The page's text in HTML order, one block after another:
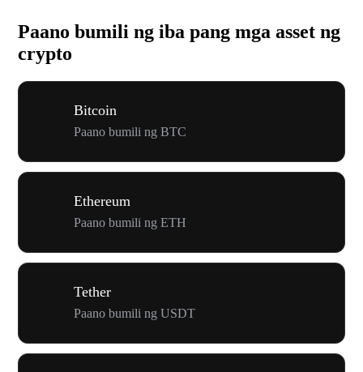
Paano bumili ng iba pang mga asset ng
crypto
Bitcoin
Paano bumili ng BTC
Ethereum
Paano bumili ng ETH
Tether
Paano bumili ng USDT